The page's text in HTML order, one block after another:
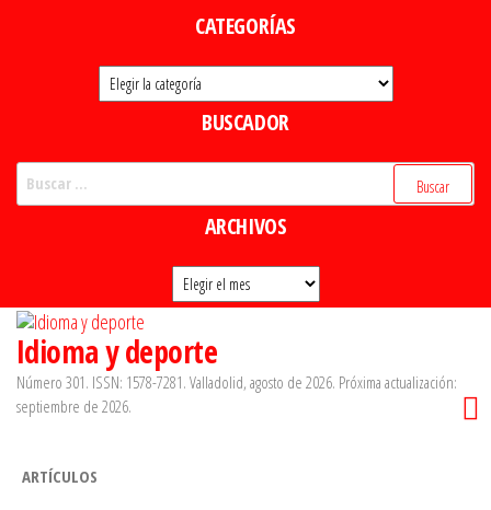
CATEGORÍAS
Categorías
BUSCADOR
ARCHIVOS
Archivos
Idioma y deporte
Número 301. ISSN: 1578-7281. Valladolid, agosto de 2026. Próxima actualización:
septiembre de 2026.
ARTÍCULOS